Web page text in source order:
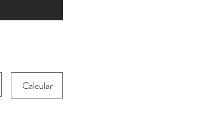
Calcular